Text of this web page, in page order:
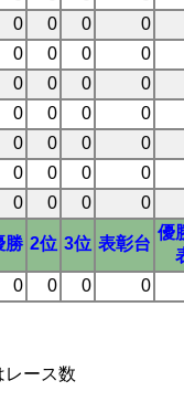
0 0 0
0
0 0 0
0
0 0 0
0
0 0 0
0
0 0 0
0
0 0 0
0
0 0 0 0
勝 2位 3位 表彰台
優
0 0 0 0
レース数